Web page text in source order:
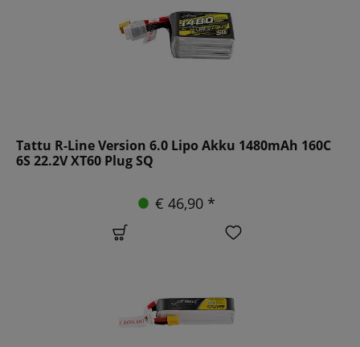
Tattu R-Line Version 6.0 Lipo Akku 1480mAh 160C
6S 22.2V XT60 Plug SQ
€ 46,90 *